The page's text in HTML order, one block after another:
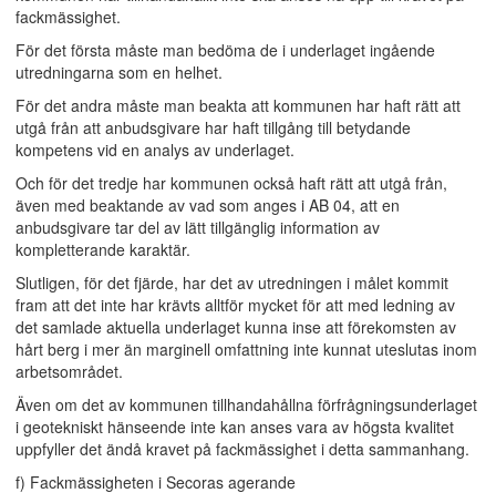
fackmässighet.
För det första måste man bedöma de i underlaget ingående
utredningarna som en helhet.
För det andra måste man beakta att kommunen har haft rätt att
utgå från att anbudsgivare har haft tillgång till betydande
kompetens vid en analys av underlaget.
Och för det tredje har kommunen också haft rätt att utgå från,
även med beaktande av vad som anges i AB 04, att en
anbudsgivare tar del av lätt tillgänglig information av
kompletterande karaktär.
Slutligen, för det fjärde, har det av utredningen i målet kommit
fram att det inte har krävts alltför mycket för att med ledning av
det samlade aktuella underlaget kunna inse att förekomsten av
hårt berg i mer än marginell omfattning inte kunnat uteslutas inom
arbetsområdet.
Även om det av kommunen tillhandahållna förfrågningsunderlaget
i geotekniskt hänseende inte kan anses vara av högsta kvalitet
uppfyller det ändå kravet på fackmässighet i detta sammanhang.
f) Fackmässigheten i Secoras agerande